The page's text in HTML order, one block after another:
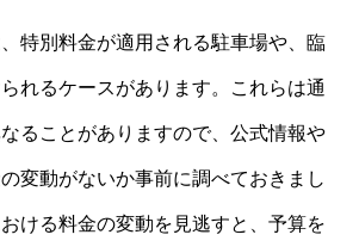
特別料金が適用される駐車場や、臨
れるケースがあります。これらは通
ることがありますので、公式情報や
変動がないか事前に調べておきまし
ける料金の変動を見逃すと、予算を